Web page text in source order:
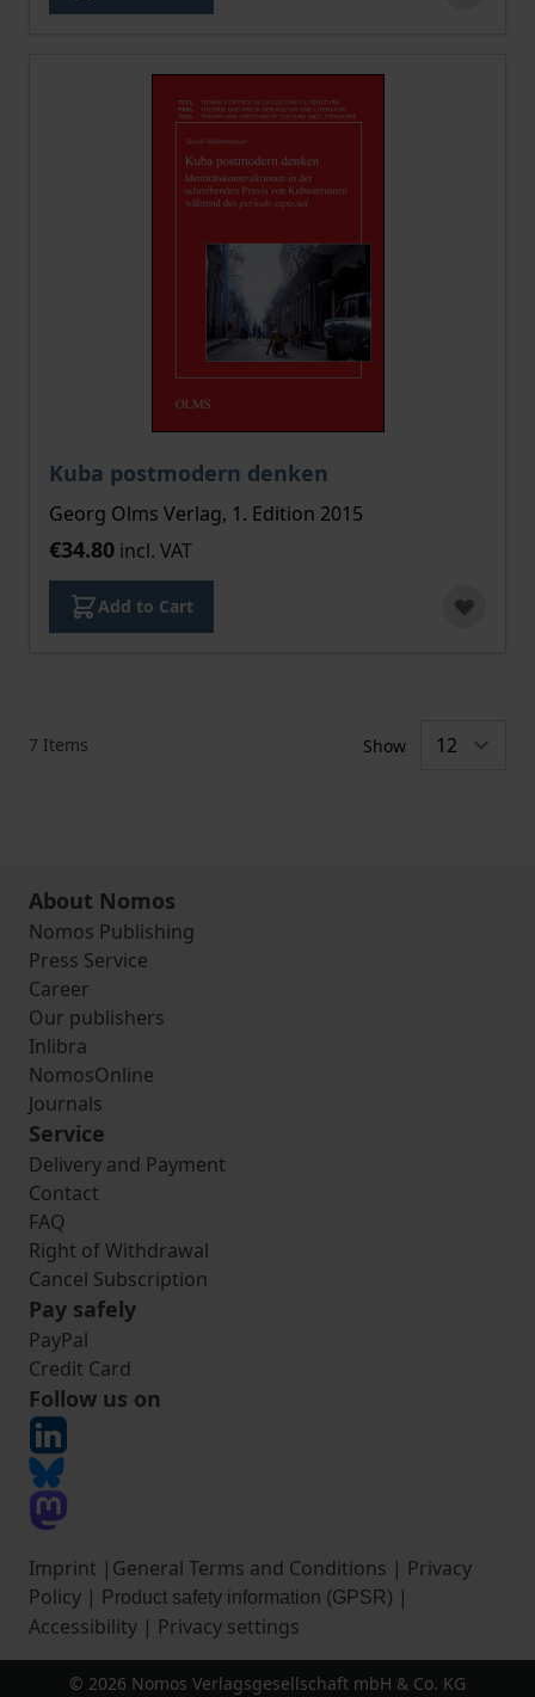
Kuba postmodern denken
Georg Olms Verlag, 1. Edition 2015
€34.80 incl. VAT
Add to Cart
7 Items Show
About Nomos
Nomos Publishing
Press Service
Career
Our publishers
Inlibra
NomosOnline
Journals
Service
Delivery and Payment
Contact
FAQ
Right of Withdrawal
Cancel Subscription
Pay safely
PayPal
Credit Card
Follow us on
Imprint | General Terms and Conditions | Privacy
Policy | Product safety information (GPSR) |
Accessibility | Privacy settings
© 2026 Nomos Verlagsgesellschaft mbH & Co. KG